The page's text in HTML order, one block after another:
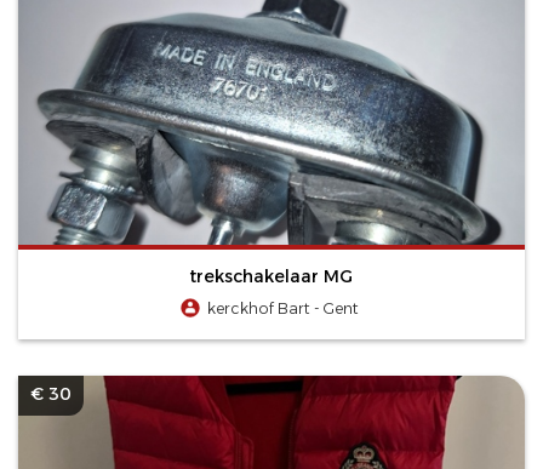
trekschakelaar MG
kerckhof Bart - Gent
€ 30